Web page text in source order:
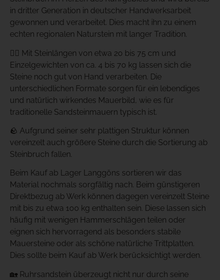
in dritter Generation in deutscher Handwerksarbeit
gewonnen und verarbeitet. Dies macht ihn zu einem
echten regionalen Naturstein mit langer Tradition.
👷‍♂️ Mit Steinlängen von etwa 20 bis 75 cm und
Einzelgewichten von ca. 4 bis 70 kg lassen sich die
Steine noch gut von Hand verarbeiten. Die
unterschiedlichen Formate sorgen für ein lebendiges
und natürlich wirkendes Mauerbild, wie es für
traditionelle Sandsteinmauern typisch ist.
🪨 Aufgrund seiner sehr plattigen Struktur können
vereinzelt auch größere Steine durch die Sortierung ab
Steinbruch fallen.
Beim Kauf ab Lager Langgöns sortieren wir das
Material nochmals sorgfältig nach. Beim günstigeren
Direktbezug ab Werk können dagegen vereinzelt Steine
mit bis zu etwa 100 kg enthalten sein. Diese lassen sich
häufig mit wenigen Hammerschlägen teilen oder
eignen sich hervorragend als besonders stabile
Mauersteine oder als schöne natürliche Trittplatten.
Dies sollte beim Kauf ab Werk berücksichtigt werden.
🏡 Ruhrsandstein überzeugt nicht nur durch seine